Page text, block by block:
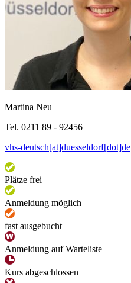
Martina Neu
Tel. 0211 89 - 92456
vhs-deutsch[at]duesseldorf[dot]de
Plätze frei
Anmeldung möglich
fast ausgebucht
Anmeldung auf Warteliste
Kurs abgeschlossen